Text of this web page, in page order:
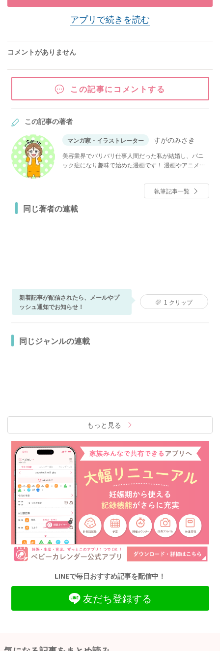
アプリで続きを読む
コメントがありません
この記事にコメントする
この記事の著者
マンガ家・イラストレーター すがのみさき
美容業界でバリバリ仕事人間だった私が結婚し、パニ
ック症になり趣味で始めた漫画です！ 漫画やアニメが
執筆記事一覧
同じ著者の連載
新着記事が配信されたら、メールやプ
ッシュ通知でお知らせ！
1 クリップ
同じジャンルの連載
もっと見る
LINEで毎日おすすめ記事を配信中！
友だち登録する